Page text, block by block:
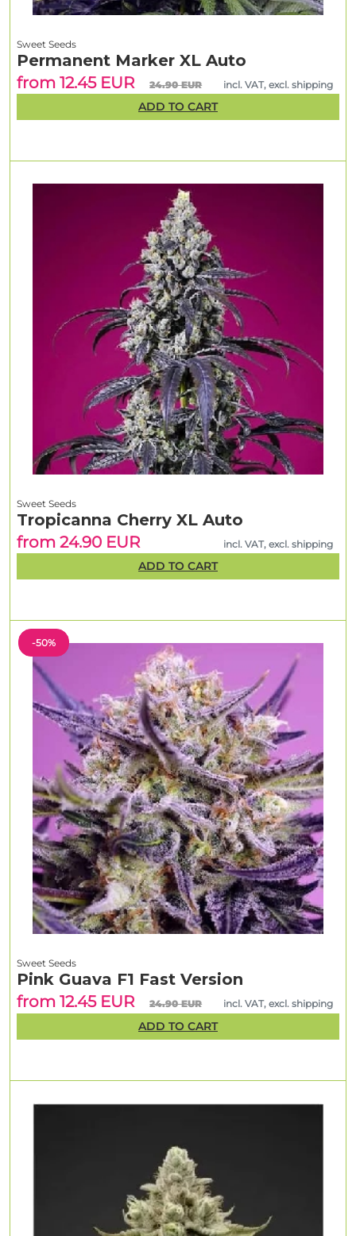
-50%
Sweet Seeds
Pink Guava F1 Fast Version
from 12.45 EUR
24.90 EUR incl. VAT, excl. shipping
ADD TO CART
Sweet Seeds
Tropicanna Cherry XL Auto
from 24.90 EUR
incl. VAT, excl. shipping
ADD TO CART
Sweet Seeds
Permanent Marker XL Auto
from 12.45 EUR
24.90 EUR incl. VAT, excl. shipping
ADD TO CART